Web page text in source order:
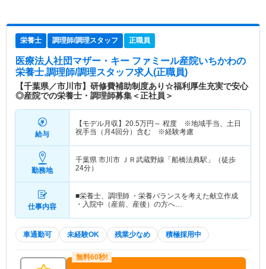
栄養士 調理師/調理スタッフ 正職員
医療法人社団マザー・キー ファミール産院いちかわの
栄養士,調理師/調理スタッフ求人(正職員)
【千葉県／市川市】研修費補助制度あり☆福利厚生充実で安心
◎産院での栄養士・調理師募集＜正社員＞
給与
【モデル月収】 20.5万円～ 程度 ※地域手当、土日
祝手当（月4回分）含む ※経験考慮
勤務地
千葉県 市川市 ＪＲ武蔵野線「船橋法典駅」（徒歩
24分）
仕事内容
■栄養士、調理師 ・栄養バランスを考えた献立作成
・入院中（産前、産後）の方へ…
車通勤可 未経験OK 残業少なめ 積極採用中